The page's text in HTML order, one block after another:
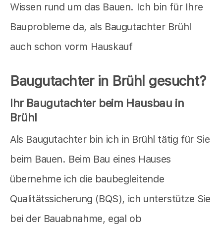
Wissen rund um das Bauen. Ich bin für Ihre
Bauprobleme da, als Baugutachter Brühl
auch schon vorm Hauskauf
Baugutachter in Brühl gesucht?
Ihr Baugutachter beim Hausbau in
Brühl
Als Baugutachter bin ich in Brühl tätig für Sie
beim Bauen. Beim Bau eines Hauses
übernehme ich die baubegleitende
Qualitätssicherung (BQS), ich unterstütze Sie
bei der Bauabnahme, egal ob